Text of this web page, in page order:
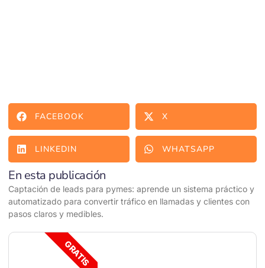
FACEBOOK X
LINKEDIN WHATSAPP
En esta publicación
Captación de leads para pymes: aprende un sistema práctico y
automatizado para convertir tráfico en llamadas y clientes con
pasos claros y medibles.
GRATIS